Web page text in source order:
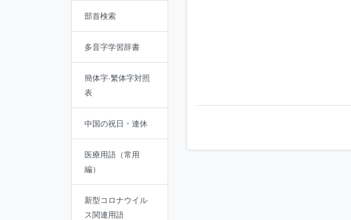
部首検索
多音字学習辞書
簡体字·繁体字対照
表
中国の祝日・連休
医療用語（常用
編）
新型コロナウイル
ス関連用語